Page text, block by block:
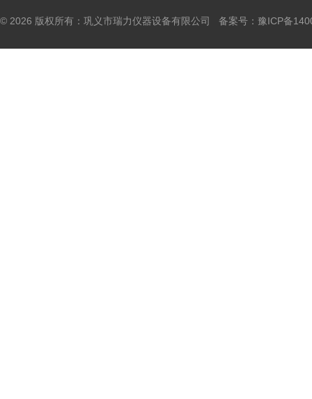
© 2026 版权所有：巩义市瑞力仪器设备有限公司 备案号： 豫ICP备